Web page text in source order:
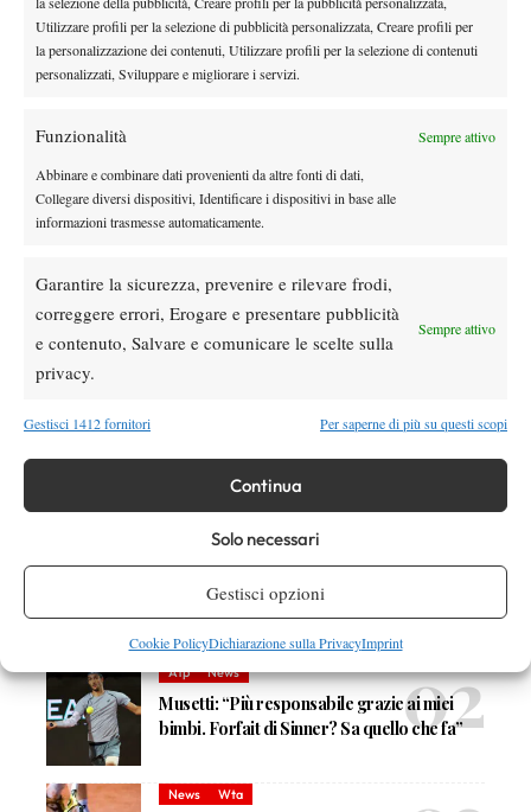
Utilizzare profili per la selezione di pubblicità personalizzata, Creare profili per
la personalizzazione dei contenuti, Utilizzare profili per la selezione di contenuti
personalizzati, Sviluppare e migliorare i servizi.
Funzionalità Sempre attivo
Abbinare e combinare dati provenienti da altre fonti di dati,
Collegare diversi dispositivi, Identificare i dispositivi in base alle
informazioni trasmesse automaticamente.
Garantire la sicurezza, prevenire e rilevare frodi,
correggere errori, Erogare e presentare pubblicità
e contenuto, Salvare e comunicare le scelte sulla
privacy.
Sempre attivo
Gestisci 1412 fornitori Per saperne di più su questi scopi
Continua
Solo necessari
Gestisci opzioni
Cookie PolicyDichiarazione sulla PrivacyImprint
Un anno in cui Jasmine ha dimostrato di poter competere
stabilmente con le migliori, confermando di averelivello,
personalità e mentalità per restare tra le prime dieci
sua avventura a Riyadh potrebbe ancora regalarle delle
soddisfazioni. Mercoledì, infatti, sarà di nuovo in campo nel
doppio insieme a Sara Errani, in un match decisivo per provare a
centrare la semifinale.
TAGGED:Coco Gauff Jasmine Paolini
DI TENDENZA
News
wild card: c’è Draper
Atp News
Musetti: “Più responsabile grazie ai miei
bimbi. Forfait di Sinner? Sa quello che fa”
News Wta